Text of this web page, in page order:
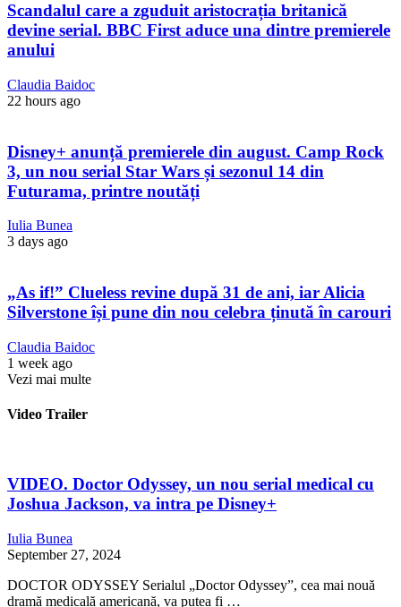
Scandalul care a zguduit aristocrația britanică
devine serial. BBC First aduce una dintre premierele
anului
Claudia Baidoc
22 hours ago
Disney+ anunță premierele din august. Camp Rock
3, un nou serial Star Wars și sezonul 14 din
Futurama, printre noutăți
Iulia Bunea
3 days ago
„As if!” Clueless revine după 31 de ani, iar Alicia
Silverstone își pune din nou celebra ținută în carouri
Claudia Baidoc
1 week ago
Vezi mai multe
Video Trailer
VIDEO. Doctor Odyssey, un nou serial medical cu
Joshua Jackson, va intra pe Disney+
Iulia Bunea
September 27, 2024
DOCTOR ODYSSEY Serialul „Doctor Odyssey”, cea mai nouă
dramă medicală americană, va putea fi …